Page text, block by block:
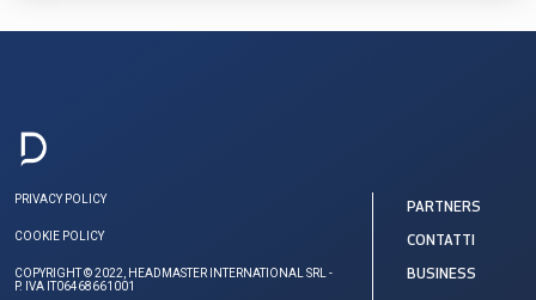
PRIVACY POLICY
COOKIE POLICY
COPYRIGHT © 2022, HEADMASTER INTERNATIONAL SRL -
P. IVA IT06468661001
PARTNERS
CONTATTI
BUSINESS